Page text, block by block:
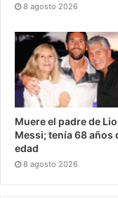
8 agosto 2026
Muere el padre de
Messi; tenía 68 años
edad
8 agosto 2026